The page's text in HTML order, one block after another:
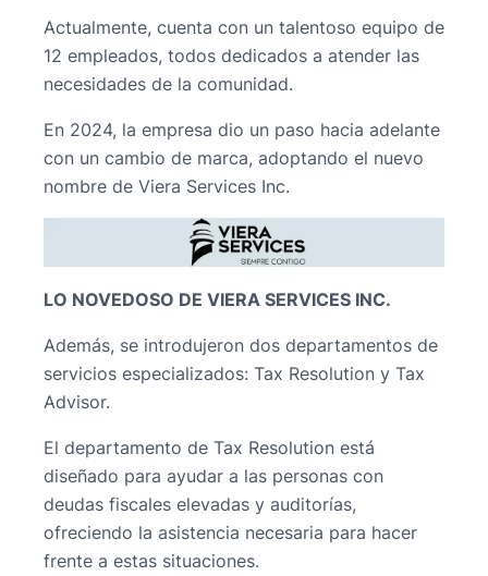
Actualmente, cuenta con un talentoso equipo de
12 empleados, todos dedicados a atender las
necesidades de la comunidad.
En 2024, la empresa dio un paso hacia adelante
con un cambio de marca, adoptando el nuevo
nombre de Viera Services Inc.
LO NOVEDOSO DE VIERA SERVICES INC.
Además, se introdujeron dos departamentos de
servicios especializados: Tax Resolution y Tax
Advisor.
El departamento de Tax Resolution está
diseñado para ayudar a las personas con
deudas fiscales elevadas y auditorías,
ofreciendo la asistencia necesaria para hacer
frente a estas situaciones.